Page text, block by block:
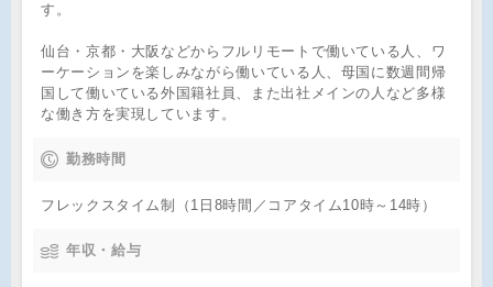
す。
仙台・京都・大阪などからフルリモートで働いている人、ワ
ーケーションを楽しみながら働いている人、母国に数週間帰
国して働いている外国籍社員、また出社メインの人など多様
な働き方を実現しています。
勤務時間
フレックスタイム制（1日8時間／コアタイム10時～14時）
年収・給与